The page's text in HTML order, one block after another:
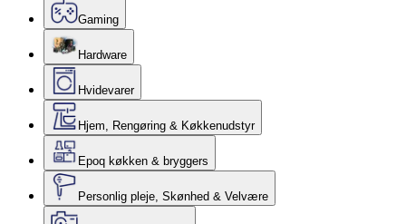
Gaming
Hardware
Hvidevarer
Hjem, Rengøring & Køkkenudstyr
Epoq køkken & bryggers
Personlig pleje, Skønhed & Velvære